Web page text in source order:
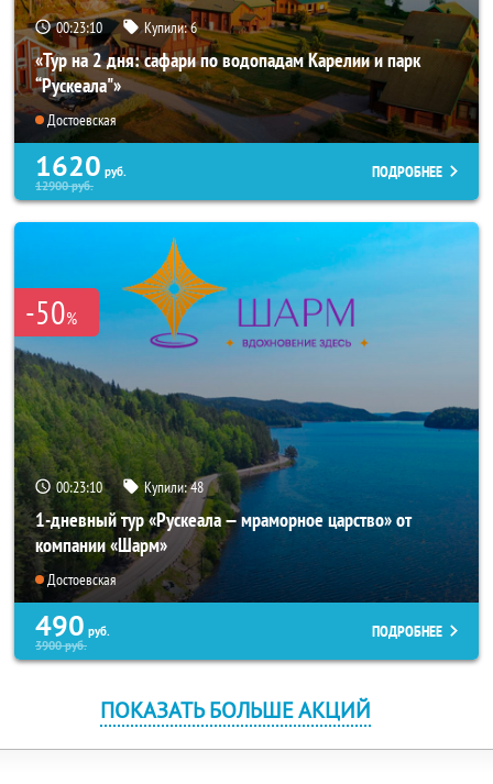
00:23:10 Купили:6
«Тур на 2 дня: сафари по водопадам Карелии и парк
“Рускеала"»
Достоевская
1620 руб.
12900руб.
ПОДРОБНЕЕ
-50%
00:23:10 Купили:48
1-дневный тур «Рускеала — мраморное царство» от
компании «Шарм»
Достоевская
490 руб.
3900руб.
ПОДРОБНЕЕ
ПОКАЗАТЬ БОЛЬШЕ АКЦИЙ